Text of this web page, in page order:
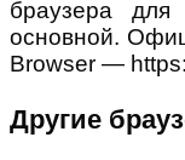
браузера
основной.
Browser —
Другие